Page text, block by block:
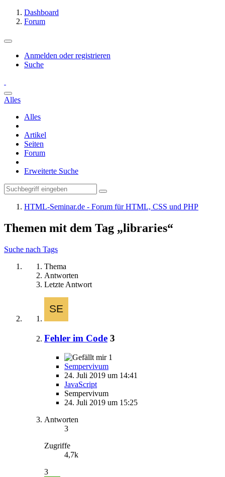
Dashboard
Forum
Anmelden oder registrieren
Suche
Alles
Alles
Artikel
Seiten
Forum
Erweiterte Suche
HTML-Seminar.de - Forum für HTML, CSS und PHP
Themen mit dem Tag „libraries“
Suche nach Tags
Thema
Antworten
Letzte Antwort
Fehler im Code 3
1
Sempervivum
24. Juli 2019 um 14:41
JavaScript
Sempervivum
24. Juli 2019 um 15:25
Antworten
3
Zugriffe
4,7k
3